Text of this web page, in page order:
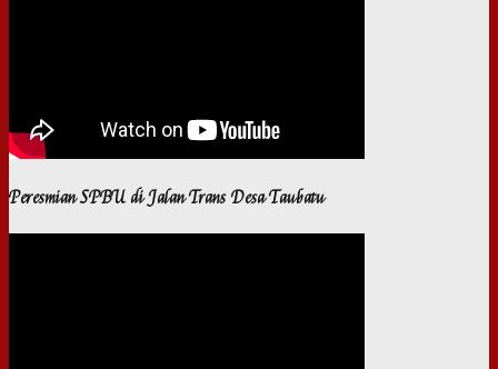
Peresmian SPBU di Jalan Trans Desa Taubatu